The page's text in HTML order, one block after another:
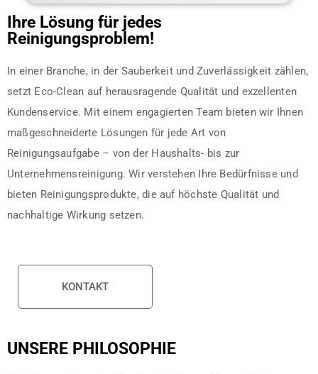
Ihre Lösung für jedes
Reinigungsproblem!
In einer Branche, in der Sauberkeit und Zuverlässigkeit zählen,
setzt Eco-Clean auf herausragende Qualität und exzellenten
Kundenservice. Mit einem engagierten Team bieten wir Ihnen
maßgeschneiderte Lösungen für jede Art von
Reinigungsaufgabe – von der Haushalts- bis zur
Unternehmensreinigung. Wir verstehen Ihre Bedürfnisse und
bieten Reinigungsprodukte, die auf höchste Qualität und
nachhaltige Wirkung setzen.
KONTAKT
UNSERE PHILOSOPHIE